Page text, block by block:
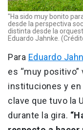
"Ha sido muy bonito
desde la perspectiva
distinta desde la
Eduardo Jahnke.
Para Eduardo
es “muy
instituciones y
clave que tuvo la
durante la gira.